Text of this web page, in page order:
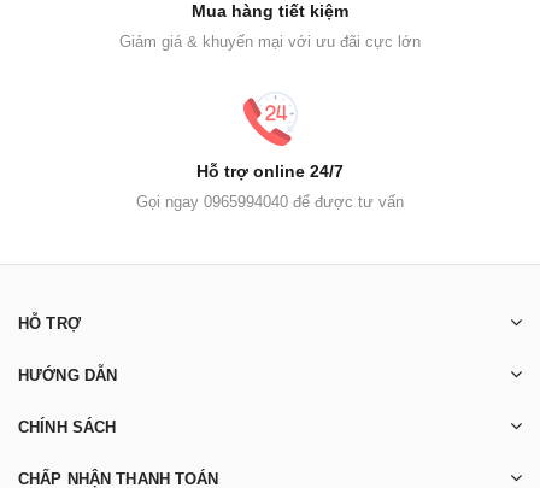
Mua hàng tiết kiệm
Giảm giá & khuyến mại với ưu đãi cực lớn
Hỗ trợ online 24/7
Gọi ngay 0965994040 để được tư vấn
HỖ TRỢ
HƯỚNG DẪN
CHÍNH SÁCH
CHẤP NHẬN THANH TOÁN